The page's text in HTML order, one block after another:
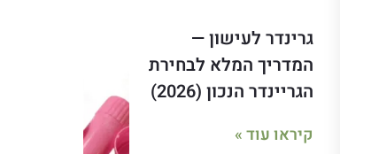
גרינדר לעישון —
המדריך המלא לבחירת
הגריינדר הנכון (2026)
קיראו עוד »